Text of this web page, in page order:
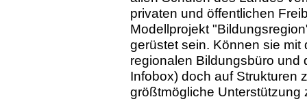
privaten und öffentlichen
Modellprojekt
gerüstet sein. Können sie
regionalen Bildungsbüro und
Infobox) doch auf Strukturen
größtmögliche Unterstützung